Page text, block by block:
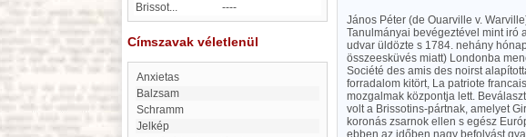
Brissot...
----
Címszavak véletlenül
Anxietas
Balzsam
Schramm
jelkép
János Péter (de Ouarville v.
Tanulmányai bevégeztével mint iró
udvar üldözte s 1784. nehány
összeesküvés miatt) Londonba
Société des amis des noirst
forradalom kitört, La patriote
mozgalmak központja lett.
volt a Brissotins-pártnak, amelyet
koronás zsarnok ellen s egész
ebben az időben nagy befolyást